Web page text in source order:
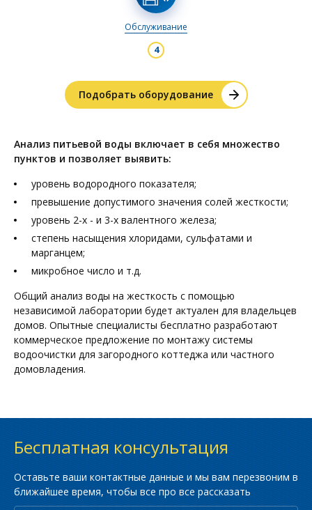
Обслуживание
Подобрать оборудование
Анализ питьевой воды включает в себя множество
пунктов и позволяет выявить:
уровень водородного показателя;
превышение допустимого значения солей жесткости;
уровень 2-х - и 3-х валентного железа;
степень насыщения хлоридами, сульфатами и
марганцем;
микробное число и т.д.
Общий анализ воды на жесткость с помощью
независимой лаборатории будет актуален для владельцев
домов. Опытные специалисты бесплатно разработают
коммерческое предложение по монтажу системы
водоочистки для загородного коттеджа или частного
домовладения.
Бесплатная консультация
Оставьте ваши контактные данные и мы вам перезвоним в
ближайшее время, чтобы все про все рассказать